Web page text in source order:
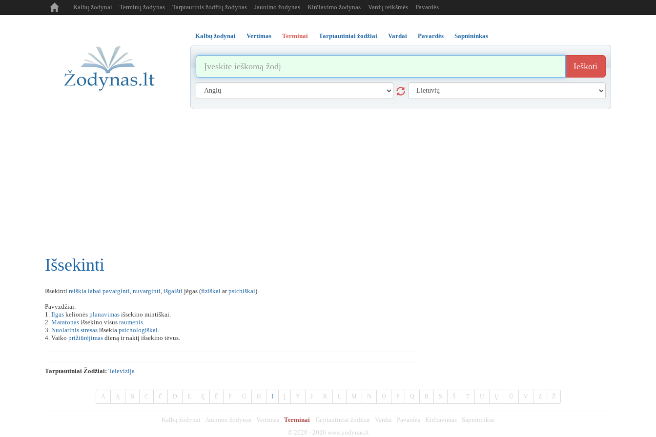
Kalbų žodynai Terminų žodynas Tarptautinis žodžių žodynas Jaunimo žodynas Kirčiavimo žodynas Vardų reikšmės Pavardės
Kalbų žodynai Vertimas Terminai Tarptautiniai žodžiai Vardai Pavardės Sapnininkas
Ieškoti
Išsekinti
Išsekinti reiškia labai pavarginti, nuvarginti, išgaišti jėgas (fiziškai arpsichiškai).
Pavyzdžiai:
1. Ilgas kelionės planavimas išsekino mintiškai.
2. Maratonas išsekino visus raumenis.
3. Nuolatinis stresas išsekia psichologiškai.
4. Vaiko prižiūrėjimas dieną ir naktį išsekino tėvus.
Tarptautiniai Žodžiai: Televizija
A Ą B C Č D E Ę Ė F G H I Y J K L M N O P Q R S Š T U Ų Ū V Z Ž
Kalbų žodynai Jaunimo žodynas Vertimas Terminai Tarptautiniai žodžiai Vardai Pavardės Kirčiavimas
Sapnininkas
© 2020 - 2026 www.zodynas.lt